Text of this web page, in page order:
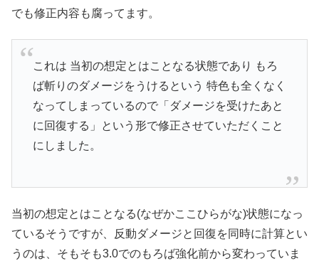
でも修正内容も腐ってます。
これは 当初の想定とはことなる状態であり もろ
ば斬りのダメージをうけるという 特色も全くなく
なってしまっているので「ダメージを受けたあと
に回復する」という形で修正させていただくこと
にしました。
当初の想定とはことなる(なぜかここひらがな)状態になっ
ているそうですが、反動ダメージと回復を同時に計算とい
うのは、そもそも3.0でのもろば強化前から変わっていま